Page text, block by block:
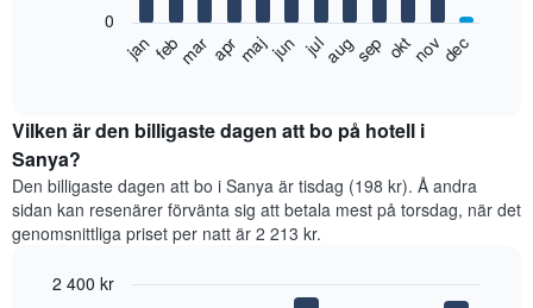
Diagrammet
rumspriset
månad
för
månad.
Diagrammet
har
X-
janfebmaraprmajjun julaugsep oktnovdec
0
Vilken är den billigaste dagen att bo på hotell i
Sanya?
Den billigaste dagen att bo i Sanya är tisdag (198 kr). Å andra
sidan kan resenärer förvänta sig att betala mest på torsdag, när det
genomsnittliga priset per natt är 2 213 kr.
2 400 kr